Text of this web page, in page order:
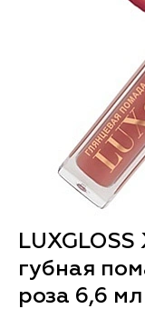
губная
роза 6,6 мл